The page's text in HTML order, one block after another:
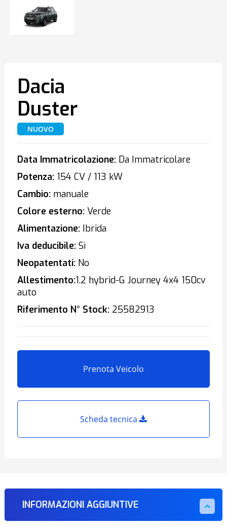
Dacia
Duster
NUOVO
Data Immatricolazione:Da Immatricolare
Potenza:154 CV / 113 kW
Cambio:manuale
Colore esterno:Verde
Alimentazione:Ibrida
Iva deducibile:Sì
Neopatentati:No
Allestimento:1.2 hybrid-G Journey 4x4 150cv
auto
Riferimento N° Stock:25582913
Prenota Veicolo
Scheda tecnica
INFORMAZIONI AGGIUNTIVE